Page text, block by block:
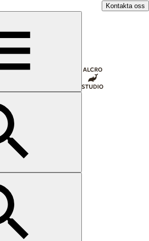
Kontakta oss